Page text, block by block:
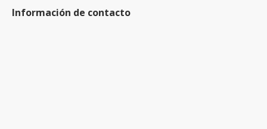
Información de contacto